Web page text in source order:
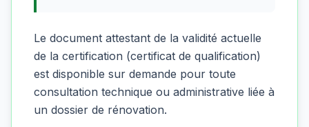
Le document attestant de la validité actuelle
de la certification (certificat de qualification)
est disponible sur demande pour toute
consultation technique ou administrative liée à
un dossier de rénovation.